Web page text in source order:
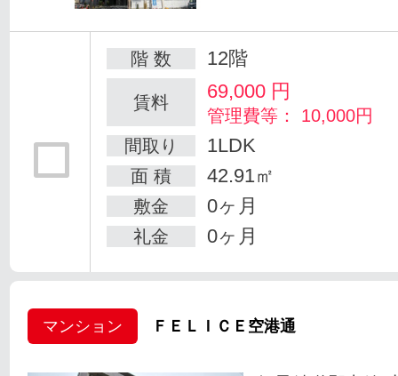
階 数 12階
賃料 69,000 円
管理費等： 10,000円
間取り
1LDK
面 積 42.91㎡
敷金 0ヶ月
礼金 0ヶ月
マンション ＦＥＬＩＣＥ空港通